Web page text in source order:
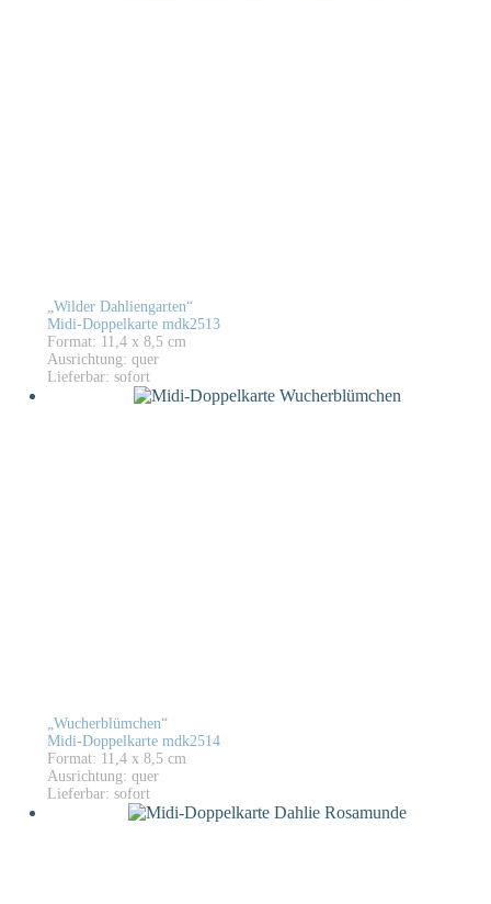
„Wilder Dahliengarten“
Midi-Doppelkarte mdk2513
Format: 11,4 x 8,5 cm
Ausrichtung: quer
Lieferbar: sofort
„Wucherblümchen“
Midi-Doppelkarte mdk2514
Format: 11,4 x 8,5 cm
Ausrichtung: quer
Lieferbar: sofort